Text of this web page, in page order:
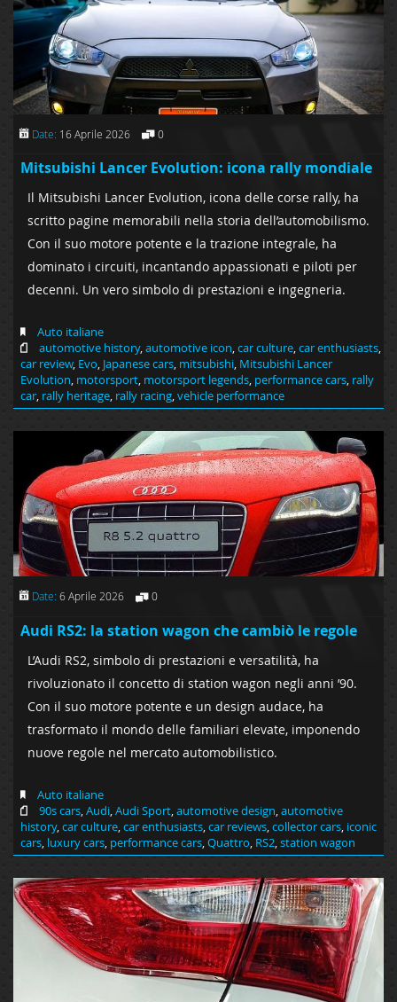
Date: 16 Aprile 2026 0
Mitsubishi Lancer Evolution: icona rally mondiale
Il Mitsubishi Lancer Evolution, icona delle corse rally, ha
scritto pagine memorabili nella storia dell’automobilismo.
Con il suo motore potente e la trazione integrale, ha
dominato i circuiti, incantando appassionati e piloti per
decenni. Un vero simbolo di prestazioni e ingegneria.
Auto italiane
automotive history,automotive icon,car culture,car enthusiasts,
car review, Evo, Japanese cars, mitsubishi, Mitsubishi Lancer
Evolution, motorsport, motorsport legends, performance cars, rally
car, rally heritage, rally racing,vehicle performance
Date: 6 Aprile 2026 0
Audi RS2: la station wagon che cambiò le regole
L’Audi RS2, simbolo di prestazioni e versatilità, ha
rivoluzionato il concetto di station wagon negli anni ’90.
Con il suo motore potente e un design audace, ha
trasformato il mondo delle familiari elevate, imponendo
nuove regole nel mercato automobilistico.
Auto italiane
90s cars Audi Audi Sport automotive design automotive
history, car culture car enthusiasts car reviews collector cars iconic
cars luxury cars performance cars Quattro RS2 station wagon